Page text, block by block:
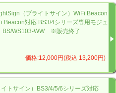
（ブライトサイン）WiFi Beacon
Beacon対応 BS3/4シリーズ専用モジュ
BS/WS103-WW ※販売終了
価格:12,000円(税込 13,200円)
トサイン）BS3/4/5/6シリーズ対応